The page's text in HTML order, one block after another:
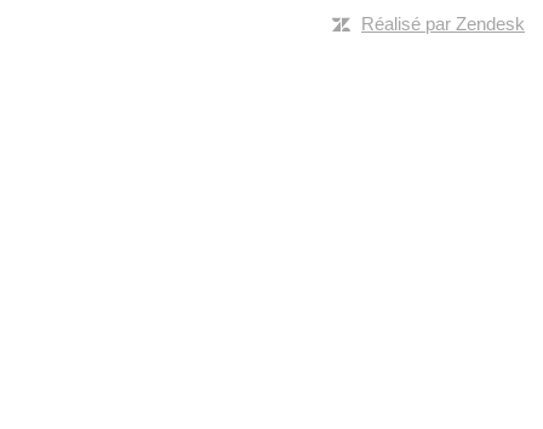
Réalisé par Zendesk